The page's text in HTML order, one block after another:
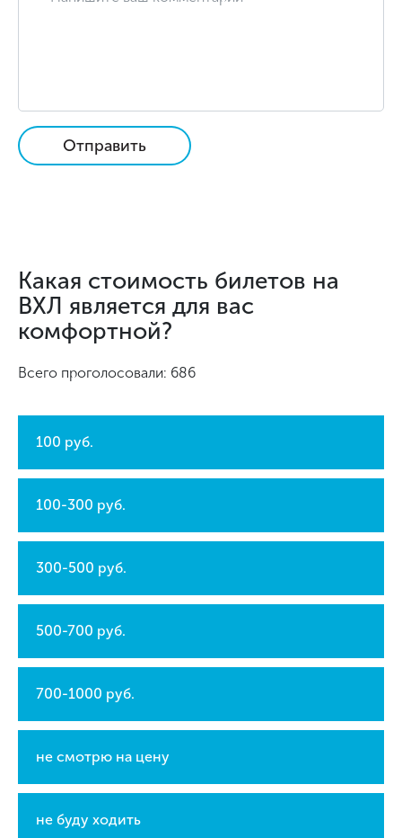
Отправить
Какая стоимость билетов на
ВХЛ является для вас
комфортной?
Всего проголосовали: 686
100 руб.
100-300 руб.
300-500 руб.
500-700 руб.
700-1000 руб.
не смотрю на цену
не буду ходить